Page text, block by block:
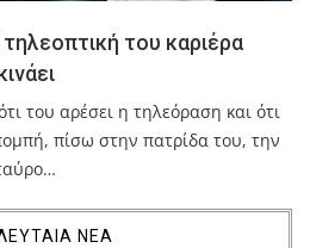
του καριέρα
του αρέσει η τηλεόραση και ότι
πίσω στην πατρίδα του, την
ΝΕΑ